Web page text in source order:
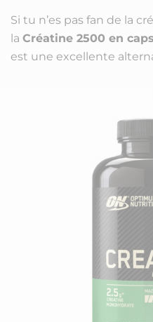
Si tu n’es pas fan de la
la Créatine 2500 en
est une excellente